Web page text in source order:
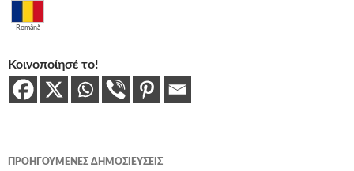
Română
Κοινοποίησέ το!
Πλοήγηση
ΠΡΟΗΓΟΎΜΕΝΕΣ ΔΗΜΟΣΙΕΎΣΕΙΣ